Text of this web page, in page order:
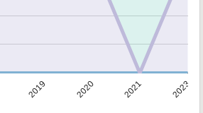
2019 2020 2021 2023